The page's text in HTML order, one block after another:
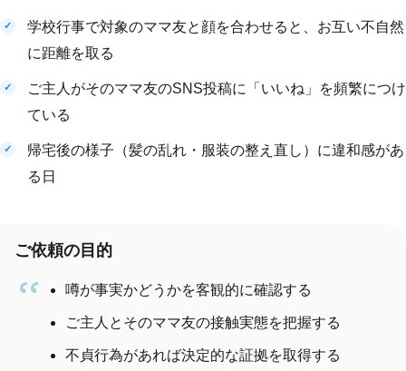
学校行事で対象のママ友と顔を合わせると、お互い不自然
に距離を取る
ご主人がそのママ友のSNS投稿に「いいね」を頻繁につけ
ている
帰宅後の様子（髪の乱れ・服装の整え直し）に違和感があ
る日
ご依頼の目的
噂が事実かどうかを客観的に確認する
ご主人とそのママ友の接触実態を把握する
不貞行為があれば決定的な証拠を取得する